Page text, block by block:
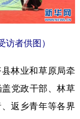
者供图）
林业和草原局牵
党政干部、林草
返乡青年等各界